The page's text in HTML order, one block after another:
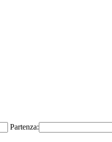
Partenza: